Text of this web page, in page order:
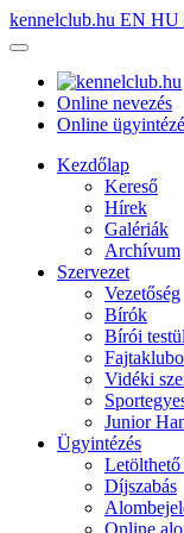
kennelclub.hu EN HU
Online nevezés
Online
Kezdőlap
Kereső
Hírek
Galériák
Archívum
Szervezet
Vezetőség
Bírók
Bírói
Vidéki
Junior
Ügyintézés
Díjszabás
Online